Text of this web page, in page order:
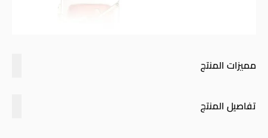
مميزات المنتج
تفاصيل المنتج